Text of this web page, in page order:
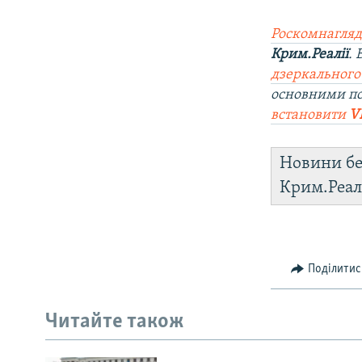
Крим.Реалії.
основними
встановити
Новини
Читайте також